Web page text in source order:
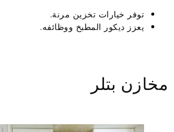
توفر خيارات تخزين مرنة.
يعزز ديكور المطبخ ووظائفه.
مخازن بتلر